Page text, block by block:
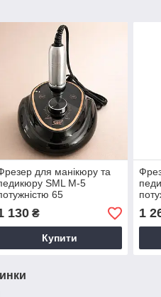
для манікюру та
SML M-5
65
Вт-35тис.об/хв.+насадки в
130₴
Купити
1